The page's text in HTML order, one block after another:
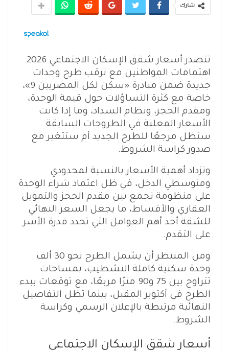
شارك
تتصدر أسعار شقق الإسكان الاجتماعي 2026
اهتمامات المواطنين مع ترقب طرح وحدات
جديدة ضمن مبادرة «سكن لكل المصريين 9»،
خاصة مع كثرة التساؤلات حول قيمة الوحدة،
ومقدم الحجز، ونظام السداد، وما إذا كانت
الأسعار المعلنة في الطروحات السابقة
ستظل مرجعًا للطرح الجديد أم ستتغير مع
صدور كراسة الشروط.
وتزداد أهمية الأسعار بالنسبة لمحدودي
ومتوسطي الدخل، في ظل اعتماد شراء الوحدة
على منظومة تجمع بين مقدم الحجز والتمويل
العقاري والأقساط، ما يجعل السعر النهائي
للشقة أحد أهم العوامل التي تحدد قدرة الأسر
على التقدم.
ومن المنتظر أن يشمل الطرح نحو 30 ألف
وحدة سكنية كاملة التشطيب، بمساحات
تتراوح بين 75 و90 مترًا مربعًا، مع توقعات ببدء
الطرح في أكتوبر المقبل، بينما تظل التفاصيل
النهائية مرتبطة بالإعلان الرسمي وكراسة
الشروط.
أسعار شقق الإسكان الاجتماعي